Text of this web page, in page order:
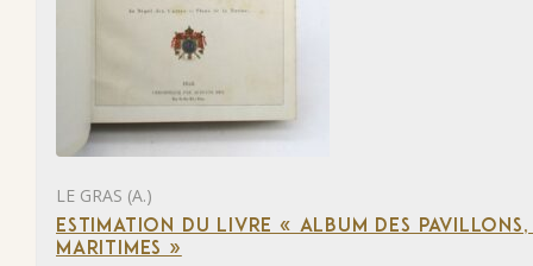
LE GRAS (A.)
ESTIMATION DU LIVRE « ALBUM DES
MARITIMES »